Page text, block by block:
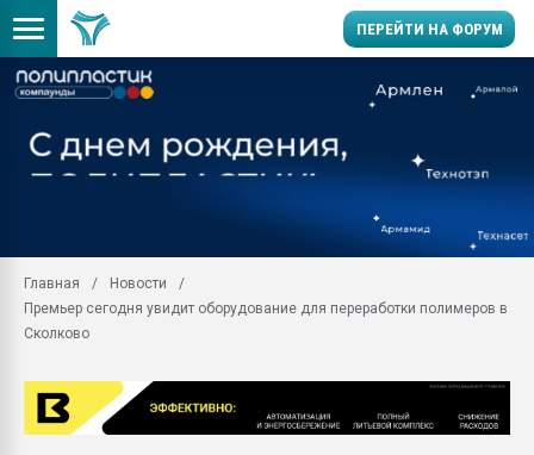
ПЕРЕЙТИ НА ФОРУМ
заводу пластмасс"
28.07.2026
первый план в
Главная
Новости
Премьер сегодня увидит оборудование для переработки полимеров в
Сколково